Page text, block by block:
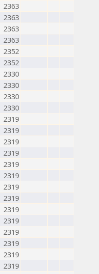
2363
2363
2363
2363
2352
2352
2330
2330
2330
2330
2319
2319
2319
2319
2319
2319
2319
2319
2319
2319
2319
2319
2319
2319